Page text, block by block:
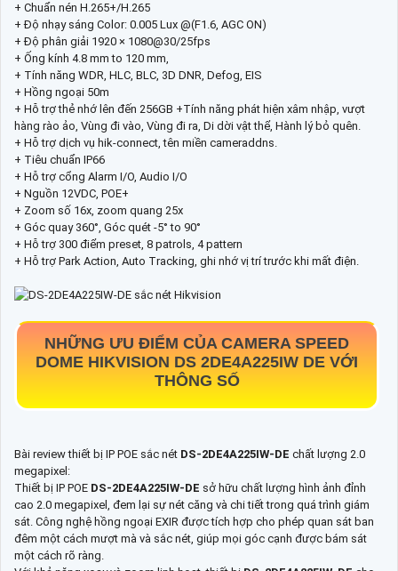
+ Chuẩn nén H.265+/H.265
+ Độ nhạy sáng Color: 0.005 Lux @(F1.6, AGC ON)
+ Độ phân giải 1920 × 1080@30/25fps
+ Ống kính 4.8 mm to 120 mm,
+ Tính năng WDR, HLC, BLC, 3D DNR, Defog, EIS
+ Hồng ngoại 50m
+ Hỗ trợ thẻ nhớ lên đến 256GB +Tính năng phát hiện xâm nhập, vượt
hàng rào ảo, Vùng đi vào, Vùng đi ra, Di dời vật thể, Hành lý bỏ quên.
+ Hỗ trợ dịch vụ hik-connect, tên miền cameraddns.
+ Tiêu chuẩn IP66
+ Hỗ trợ cổng Alarm I/O, Audio I/O
+ Nguồn 12VDC, POE+
+ Zoom số 16x, zoom quang 25x
+ Góc quay 360°, Góc quét -5° to 90°
+ Hỗ trợ 300 điểm preset, 8 patrols, 4 pattern
+ Hỗ trợ Park Action, Auto Tracking, ghi nhớ vị trí trước khi mất điện.
NHỮNG ƯU ĐIỂM CỦA CAMERA SPEED
DOME HIKVISION DS 2DE4A225IW DE VỚI
THÔNG SỐ
Bài review thiết bị IP POE sắc nét DS-2DE4A225IW-DE chất lượng 2.0
megapixel:
Thiết bị IP POE DS-2DE4A225IW-DE sở hữu chất lượng hình ảnh đỉnh
cao 2.0 megapixel, đem lại sự nét căng và chi tiết trong quá trình giám
sát. Công nghệ hồng ngoại EXIR được tích hợp cho phép quan sát ban
đêm một cách mượt mà và sắc nét, giúp mọi góc cạnh được bám sát
một cách rõ ràng.